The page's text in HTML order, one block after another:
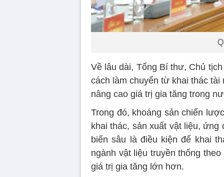
Về lâu dài, Tổng Bí thư, Chủ
cách làm chuyển từ khai thác
nâng cao giá trị gia tăng trong
Trong đó, khoáng sản chiến
khai thác, sản xuất vật liệu,
biến sâu là điều kiện để khai
ngành vật liệu truyền thống
giá trị gia tăng lớn hơn.